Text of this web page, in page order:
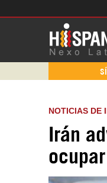
NOTICIAS DE
Irán